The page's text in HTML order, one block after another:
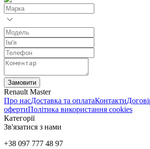
Замовити
Renault Master
Про насДоставка та оплатаКонтакти
офертиПолітика використання cookies
Категорії
Зв'язатися з нами
+38 097 777 48 97